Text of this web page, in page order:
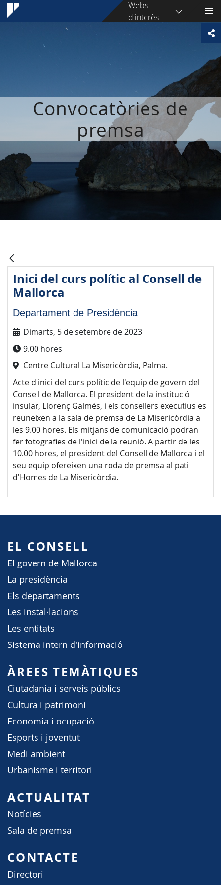
Webs
d'interès
Convocatòries de
premsa
Inici del curs polític al Consell de
Mallorca
Departament de Presidència
Dimarts, 5 de setembre de 2023
9.00 hores
Centre Cultural La Misericòrdia, Palma.
Acte d'inici del curs polític de l'equip de govern del
Consell de Mallorca. El president de la institució
insular, Llorenç Galmés, i els consellers executius es
reuneixen a la sala de premsa de La Misericòrdia a
les 9.00 hores. Els mitjans de comunicació podran
fer fotografies de l'inici de la reunió. A partir de les
10.00 hores, el president del Consell de Mallorca i el
seu equip ofereixen una roda de premsa al pati
d'Homes de La Misericòrdia.
EL CONSELL
El govern de Mallorca
La presidència
Els departaments
Les instal·lacions
Les entitats
Sistema intern d'informació
ÀREES TEMÀTIQUES
Ciutadania i serveis públics
Cultura i patrimoni
Economia i ocupació
Esports i joventut
Medi ambient
Urbanisme i territori
ACTUALITAT
Notícies
Sala de premsa
CONTACTE
Directori